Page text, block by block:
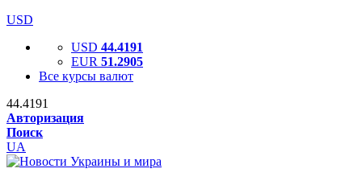
USD
USD 44.4191
EUR 51.2905
Все курсы валют
44.4191
Авторизация
Поиск
UA